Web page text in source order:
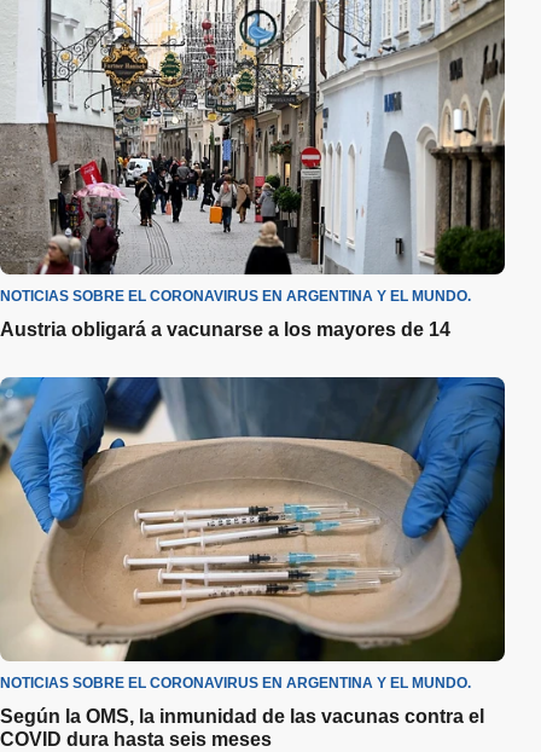
NOTICIAS SOBRE EL CORONAVIRUS EN ARGENTINA Y EL MUNDO.
Austria obligará a vacunarse a los mayores de 14
NOTICIAS SOBRE EL CORONAVIRUS EN ARGENTINA Y EL MUNDO.
Según la OMS, la inmunidad de las vacunas contra el
COVID dura hasta seis meses